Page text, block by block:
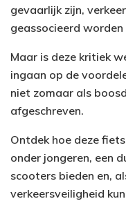
gevaarlijk zijn,
geassocieerd
Maar is deze kritiek
ingaan op de
niet zomaar als
afgeschreven.
Ontdek hoe deze
onder jongeren, een
scooters bieden en,
verkeersveiligheid